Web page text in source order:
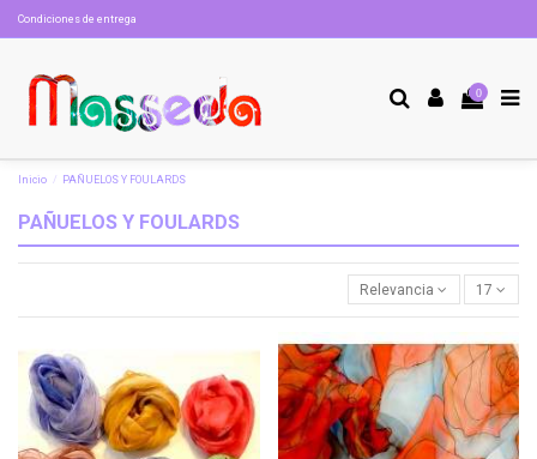
Condiciones de entrega
0
Inicio PAÑUELOS Y FOULARDS
PAÑUELOS Y FOULARDS
Relevancia 17